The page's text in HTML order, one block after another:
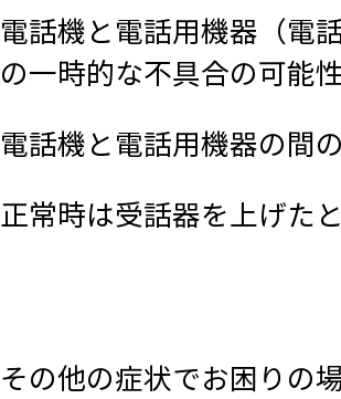
電話機と電話用機器（電
の一時的な不具合の可能
電話機と電話用機器の間
正常時は受話器を上げた
その他の症状でお困りの